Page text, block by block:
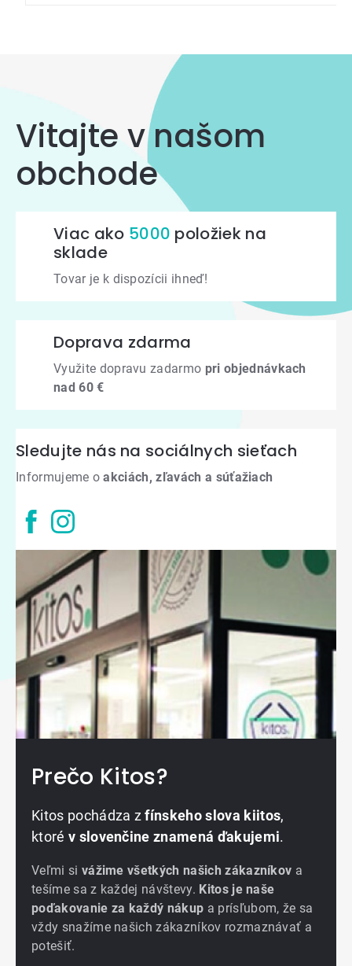
Vitajte v našom
obchode
Viac ako 5000 položiek na
sklade
Tovar je k dispozícii ihneď!
Doprava zdarma
Využite dopravu zadarmo pri objednávkach
nad 60 €
Sledujte nás na sociálnych sieťach
Informujeme oakciách, zľavách a súťažiach
Prečo Kitos?
Kitos pochádza zfínskeho slova kiitos,
ktoré v slovenčine znamená ďakujemi.
Veľmi si vážime všetkých našich zákazníkov a
tešíme sa z každej návštevy. Kitos je naše
poďakovanie za každý nákup a prísľubom, že sa
vždy snažíme našich zákazníkov rozmaznávať a
potešiť.